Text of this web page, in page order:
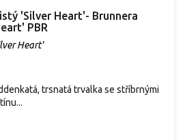
'Silver Heart'- Brunnera
PBR
Heart'
trsnatá trvalka se stříbrnými